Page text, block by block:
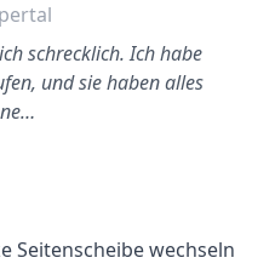
schrecklich. Ich habe
und sie haben alles
Seitenscheibe wechseln